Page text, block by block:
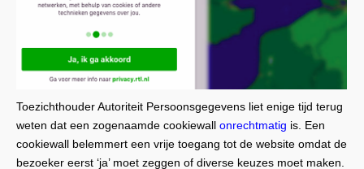
Toezichthouder Autoriteit Persoonsgegevens liet enige tijd terug
weten dat een zogenaamde cookiewall onrechtmatig is. Een
cookiewall belemmert een vrije toegang tot de website omdat de
bezoeker eerst ‘ja’ moet zeggen of diverse keuzes moet maken.